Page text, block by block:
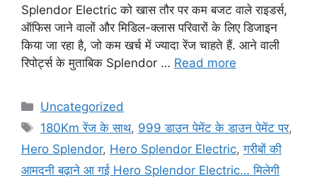
Splendor Electric को खास तौर पर कम बजट वाले राइडर्स,
ऑफिस जाने वालों और मिडिल-क्लास परिवारों के लिए डिजाइन
किया जा रहा है, जो कम खर्च में ज्यादा रेंज चाहते हैं. आने वाली
रिपोर्ट्स के मुताबिक Splendor … Read more
Categories
Uncategorized
Tags
180Km रेंज के साथ, 999 डाउन पेमेंट के डाउन पेमेंट पर,
Hero Splendor, Hero Splendor Electric,गरीबों की
आमदनी बढ़ाने आ गई Hero Splendor Electric… मिलेगी